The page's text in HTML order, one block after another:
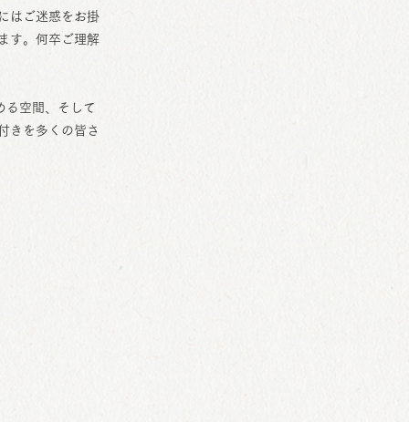
はご迷惑をお掛
す。何卒ご理解
る空間、そして
きを多くの皆さ